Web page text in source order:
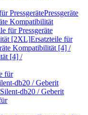
PressgerätePressgeräte
Kompatibilität
für Pressgeräte
[2XL]Ersatzteile für
Kompatibilität [4] /
[4] /
für
db20 / Geberit
db20 / Geberit